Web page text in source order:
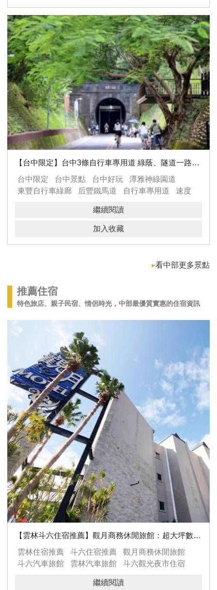
【台中限定】台中3條自行車專用道 綠蔭、隧道一路暢騎
台中限定
台中景點 台中好玩
潭雅神綠園道
東豐自行車綠廊
后豐鐵馬道 自行車專用道
速度
繼續閱讀
加入收藏
▸看中部更多景點
推薦住宿
特色旅店、親子民宿、情侶時光，中部最優質實惠的住宿資訊
【雲林斗六住宿推薦】觀月商務休閒旅館：超大坪數、KTV房型，高CP值實住心得！
雲林住宿推薦
斗六住宿推薦
觀月商務休閒旅館
斗六汽車旅館
雲林汽車旅館
斗六觀光夜市住宿
繼續閱讀